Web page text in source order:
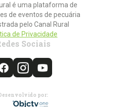
é uma plataforma de
de eventos de pecuária
pelo Canal Rural
de Privacidade
Sociais
por: